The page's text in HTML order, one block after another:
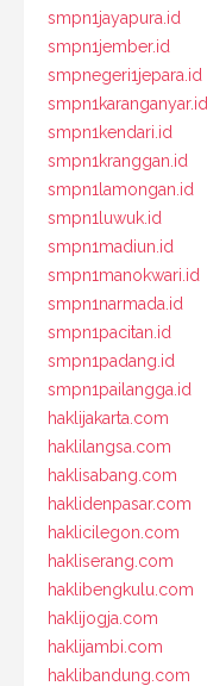
smpn1jayapura.id
smpn1jember.id
smpnegeri1jepara.id
smpn1karanganyar.id
smpn1kendari.id
smpn1kranggan.id
smpn1lamongan.id
smpn1luwuk.id
smpn1madiun.id
smpn1manokwari.id
smpn1narmada.id
smpn1pacitan.id
smpn1padang.id
smpn1pailangga.id
haklijakarta.com
haklilangsa.com
haklisabang.com
haklidenpasar.com
haklicilegon.com
hakliserang.com
haklibengkulu.com
haklijogja.com
haklijambi.com
haklibandung.com